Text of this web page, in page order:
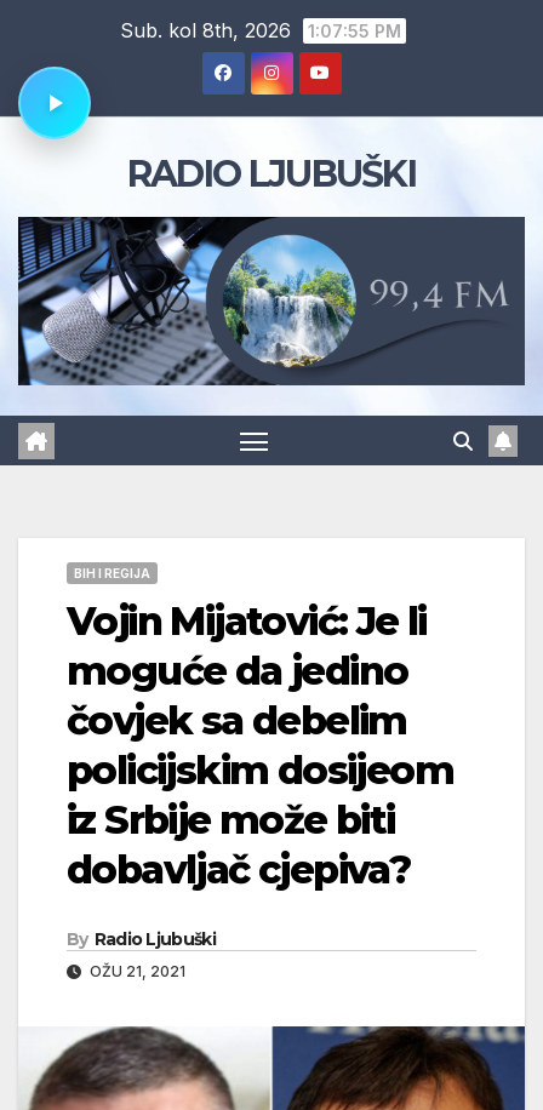
content
Sub. kol 8th, 2026 1:07:56 PM
RADIO LJUBUŠKI
BIH I REGIJA
Vojin Mijatović: Je li
moguće da jedino
čovjek sa debelim
policijskim dosijeom
iz Srbije može biti
dobavljač cjepiva?
By Radio Ljubuški
OŽU 21, 2021